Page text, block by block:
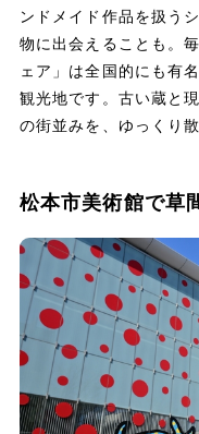
ンドメイド作品を扱う
物に出会えることも。
ェア」は全国的にも有
観光地です。古い蔵と
の街並みを、ゆっくり
松本市美術館で草